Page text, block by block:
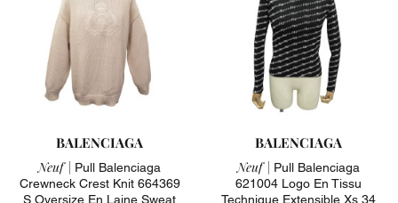
BALENCIAGA
Neuf | Pull Balenciaga
Crewneck Crest Knit 664369
S Oversize En Laine Sweat
BALENCIAGA
Neuf | Pull Balenciaga
621004 Logo En Tissu
Technique Extensible Xs 34